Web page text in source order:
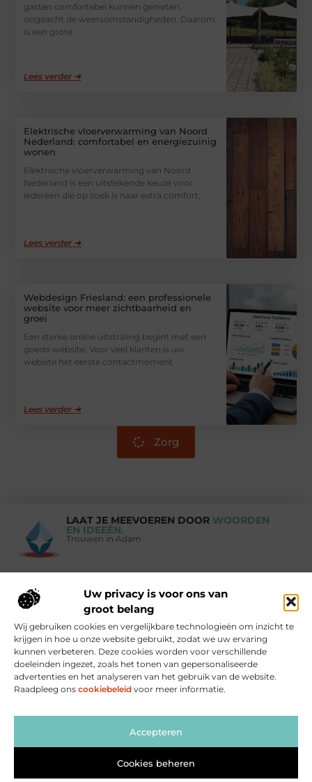
Uw privacy is voor ons van
groot belang
Wij gebruiken cookies en vergelijkbare technologieën om inzicht te
krijgen in hoe u onze website gebruikt, zodat we uw ervaring
kunnen verbeteren. Deze cookies worden voor verschillende
doeleinden ingezet, zoals het tonen van gepersonaliseerde
advertenties en het analyseren van het gebruik van de website.
Raadpleeg ons cookiebeleid voor meer informatie.
Accepteren
Cookies beheren
gasten comfortabel kunnen genieten,
ongeacht de weersomstandigheden. Daarom
is een grote
Lees verder ➜
Elektrische vloerverwarming van Noord
Nederland: comfortabel en energiezuinig
wonen
Elektrische vloerverwarming van Noord
Nederland is een uitstekende keuze voor
iedereen die op zoek is naar extra comfort,
Lees verder ➜
Webdesign Friesland: een professionele
website voor meer zichtbaarheid en
groei
Een sterke online uitstraling begint met een
goede website. Voor veel klanten is uw
website het eerste contactmoment
Lees verder ➜
Zorg
LAAT JE MEEVOEREN DOOR WOORDEN
EN IDEEËN.
Trouwen in Adam
Vind Ons Hier :
Beroemdheden Uit de Media Partners Over ons
Contact Blog publiceren Website index Cookiebeleid (EU)
Linkbuilding geld verdienen: zo maak jij er winst mee